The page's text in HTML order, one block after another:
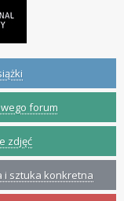
forum
zdjęć
i sztuka konkretna